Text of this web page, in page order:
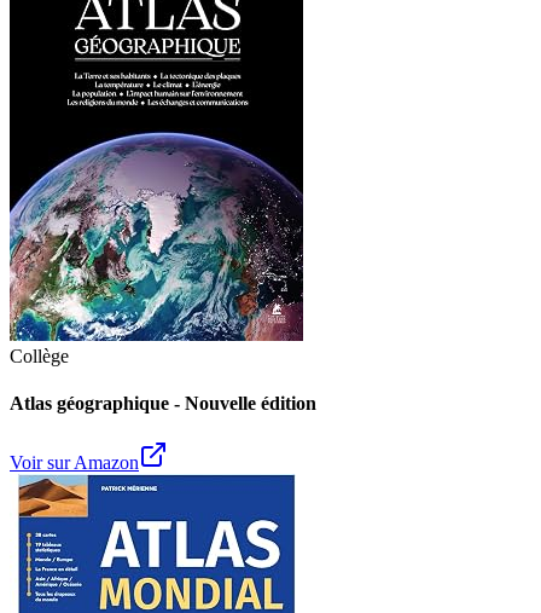
Collège
Atlas géographique - Nouvelle édition
Voir sur Amazon